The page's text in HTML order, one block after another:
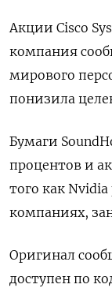
Акции Cisco
компания
мирового
понизила
Бумаги
процентов и
того как
компаниях,
Оригинал
доступен по